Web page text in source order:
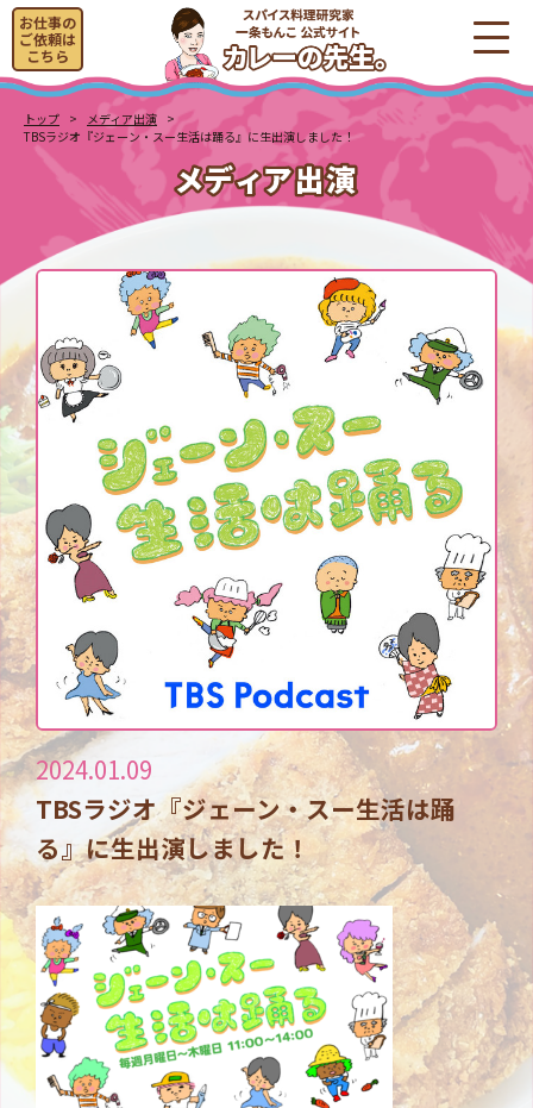
お仕事の
ご依頼は
こちら
トップ
メディア出演
TBSラジオ『ジェーン・スー生活は踊る』に生出演しました！
2024.01.09
TBSラジオ『ジェーン・スー生活は踊
る』に生出演しました！